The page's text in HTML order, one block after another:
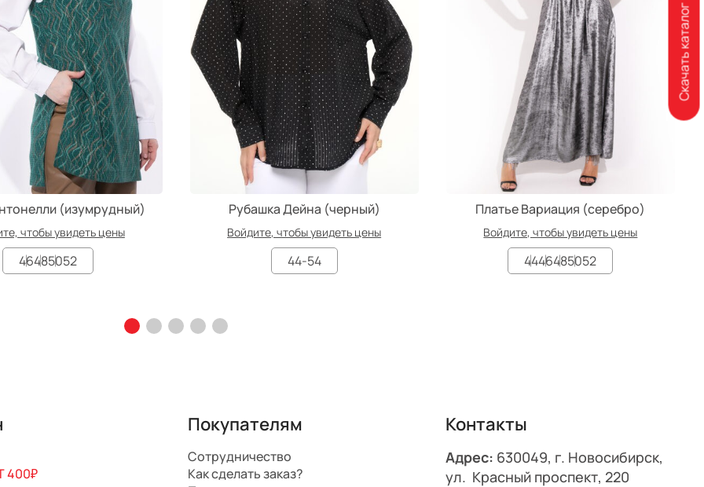
(изумрудный)
чтобы увидеть цены
46485052
Рубашка Дейна (черный)
Войдите, чтобы увидеть цены
44-54
Платье Вариация (серебро)
Войдите, чтобы увидеть цены
4446485052
400₽
Покупателям
Сотрудничество
Как сделать заказ?
Контакты
Адрес: 630049, г. Новосибирск,
ул. Красный проспект, 220
Скачать каталог